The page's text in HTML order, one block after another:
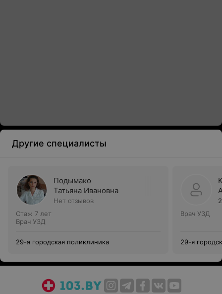
Другие специалисты
Подымако
Татьяна Ивановна
Нет отзывов
Стаж 7 лет
Врач УЗД
29-я городская поликлиника
Врач УЗД
29-я